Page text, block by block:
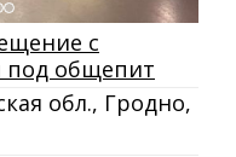
с
под общепит
обл., Гродно,